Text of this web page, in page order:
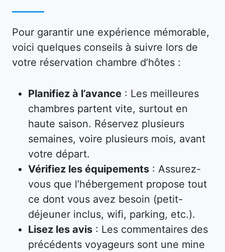
Pour garantir une expérience mémorable,
voici quelques conseils à suivre lors de
votre réservation chambre d’hôtes :
Planifiez à l’avance : Les meilleures
chambres partent vite, surtout en
haute saison. Réservez plusieurs
semaines, voire plusieurs mois, avant
votre départ.
Vérifiez les équipements : Assurez-
vous que l’hébergement propose tout
ce dont vous avez besoin (petit-
déjeuner inclus, wifi, parking, etc.).
Lisez les avis : Les commentaires des
précédents voyageurs sont une mine